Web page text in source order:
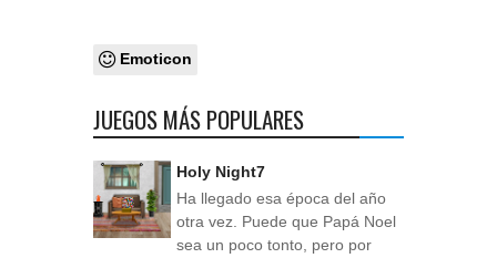
Emoticon
JUEGOS MÁS POPULARES
Holy Night7
Ha llegado esa época del año
otra vez. Puede que Papá Noel
sea un poco tonto, pero por